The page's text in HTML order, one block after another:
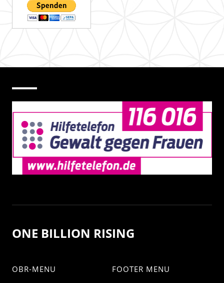
ONE BILLION RISING
OBR-MENU FOOTER MENU